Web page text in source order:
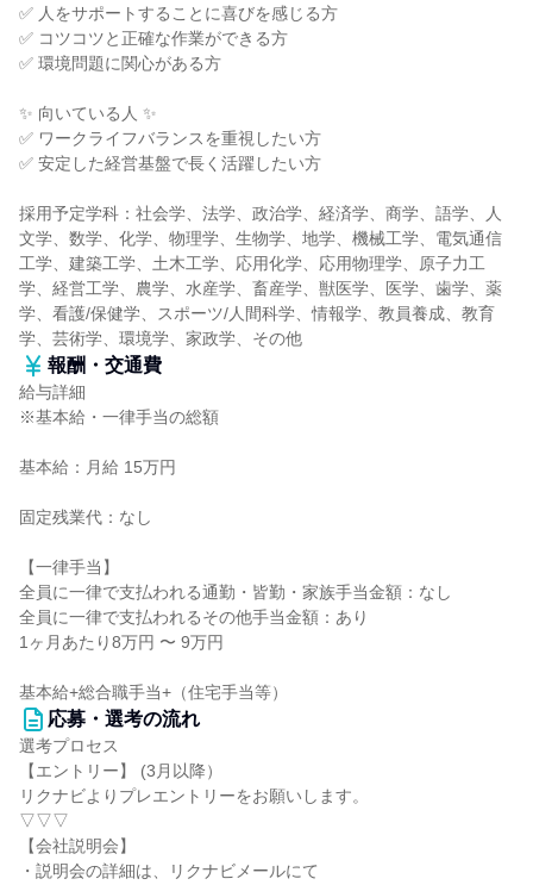
✅ 人をサポートすることに喜びを感じる方
✅ コツコツと正確な作業ができる方
✅ 環境問題に関心がある方
✨ 向いている人 ✨
✅ ワークライフバランスを重視したい方
✅ 安定した経営基盤で長く活躍したい方
採用予定学科：社会学、法学、政治学、経済学、商学、語学、人
文学、数学、化学、物理学、生物学、地学、機械工学、電気通信
工学、建築工学、土木工学、応用化学、応用物理学、原子力工
学、経営工学、農学、水産学、畜産学、獣医学、医学、歯学、薬
学、看護/保健学、スポーツ/人間科学、情報学、教員養成、教育
学、芸術学、環境学、家政学、その他
報酬・交通費
給与詳細
※基本給・一律手当の総額
基本給：月給 15万円
固定残業代：なし
【一律手当】
全員に一律で支払われる通勤・皆勤・家族手当金額：なし
全員に一律で支払われるその他手当金額：あり
1ヶ月あたり8万円 〜 9万円
基本給+総合職手当+（住宅手当等）
応募・選考の流れ
選考プロセス
【エントリー】 (3月以降）
リクナビよりプレエントリーをお願いします。
▽▽▽
【会社説明会】
・説明会の詳細は、リクナビメールにて